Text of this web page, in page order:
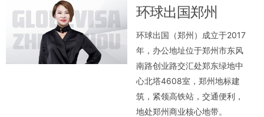
环球出国郑州
环球出国（郑州）成立于2017
年，办公地址位于郑州市东风
南路创业路交汇处郑东绿地中
心北塔4608室，郑州地标建
筑，紧领高铁站，交通便利，
地处郑州商业核心地带。